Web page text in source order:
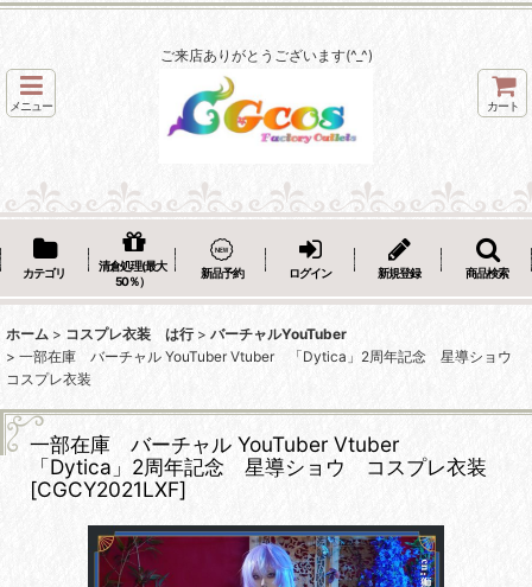
ご来店ありがとうございます(^_^)
メニュー カート
カテゴリ
清倉処理(最大
50％）
新品予約 ログイン 新規登録 商品検索
ホーム > コスプレ衣装 は行 > バーチャルYouTuber
> 一部在庫 バーチャル YouTuber Vtuber 「Dytica」2周年記念 星導ショウ
コスプレ衣装
一部在庫 バーチャル YouTuber Vtuber
「Dytica」2周年記念 星導ショウ コスプレ衣装
[CGCY2021LXF]